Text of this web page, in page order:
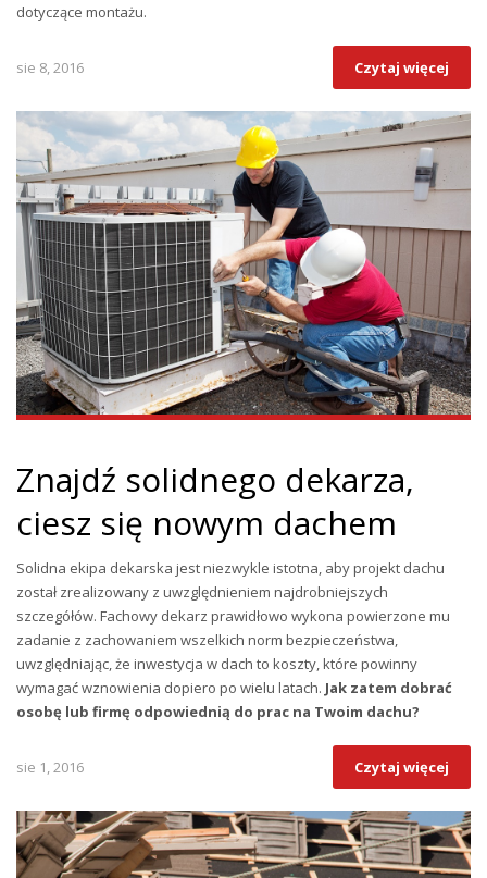
dotyczące montażu.
sie 8, 2016 Czytaj więcej
Znajdź solidnego dekarza,
ciesz się nowym dachem
Solidna ekipa dekarska jest niezwykle istotna, aby projekt dachu
został zrealizowany z uwzględnieniem najdrobniejszych
szczegółów. Fachowy dekarz prawidłowo wykona powierzone mu
zadanie z zachowaniem wszelkich norm bezpieczeństwa,
uwzględniając, że inwestycja w dach to koszty, które powinny
wymagać wznowienia dopiero po wielu latach. Jak zatem dobrać
osobę lub firmę odpowiednią do prac na Twoim dachu?
sie 1, 2016 Czytaj więcej